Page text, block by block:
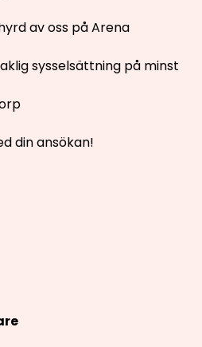
av oss på Arena
sysselsättning på minst
din ansökan!